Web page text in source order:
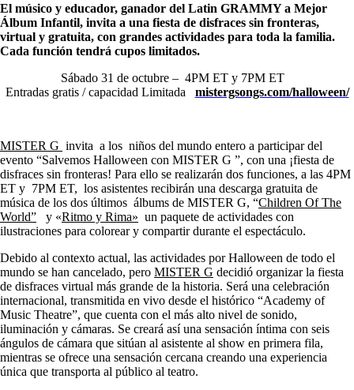
El músico y educador, ganador del Latin GRAMMY a Mejor
Álbum Infantil, invita a una fiesta de disfraces sin fronteras,
virtual y gratuita, con grandes actividades para toda la familia.
Cada función tendrá cupos limitados.
Sábado 31 de octubre – 4PM ET y 7PM ET
Entradas gratis / capacidad Limitada
mistergsongs.com/halloween/
MISTER G invita a los niños del mundo entero a participar del
evento “Salvemos Halloween con MISTER G ”, con una ¡fiesta de
disfraces sin fronteras! Para ello se realizarán dos funciones, a las 4PM
ET y 7PM ET, los asistentes recibirán una descarga gratuita de
música de los dos últimos álbums de MISTER G, “Children Of The
World” y «Ritmo y Rima» un paquete de actividades con
ilustraciones para colorear y compartir durante el espectáculo.
Debido al contexto actual, las actividades por Halloween de todo el
mundo se han cancelado, pero MISTER G decidió organizar la fiesta
de disfraces virtual más grande de la historia. Será una celebración
internacional, transmitida en vivo desde el histórico “Academy of
Music Theatre”, que cuenta con el más alto nivel de sonido,
iluminación y cámaras. Se creará así una sensación íntima con seis
ángulos de cámara que sitúan al asistente al show en primera fila,
mientras se ofrece una sensación cercana creando una experiencia
única que transporta al público al teatro.